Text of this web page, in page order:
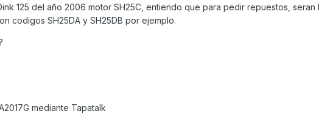
125 del año 2006 motor SH25C, entiendo que para pedir repuestos, seran
codigos SH25DA y SH25DB por ejemplo.
mediante Tapatalk